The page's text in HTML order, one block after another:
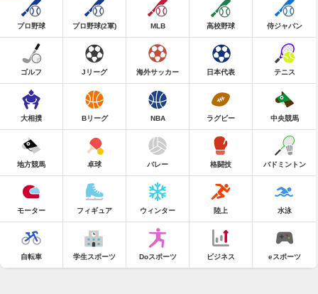
プロ野球 プロ野球(2軍) MLB 高校野球 侍ジャパン
ゴルフ Jリーグ 海外サッカー 日本代表 テニス
大相撲 Bリーグ NBA ラグビー 中央競馬
地方競馬 卓球 バレー 格闘技 バドミントン
モーター フィギュア ウィンター 陸上 水泳
自転車 学生スポーツ Doスポーツ ビジネス eスポーツ